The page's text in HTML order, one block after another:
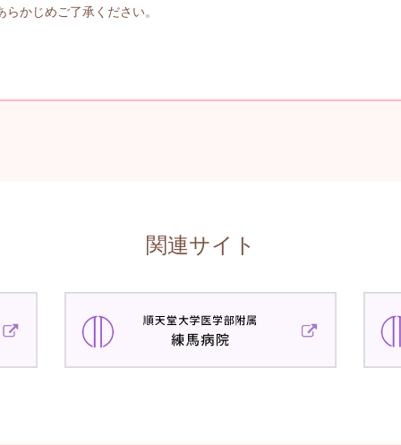
らかじめご了承ください。
関連サイト